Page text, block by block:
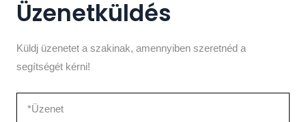
Üzenetküldés
Küldj üzenetet a szakinak, amennyiben szeretnéd a
segítségét kérni!